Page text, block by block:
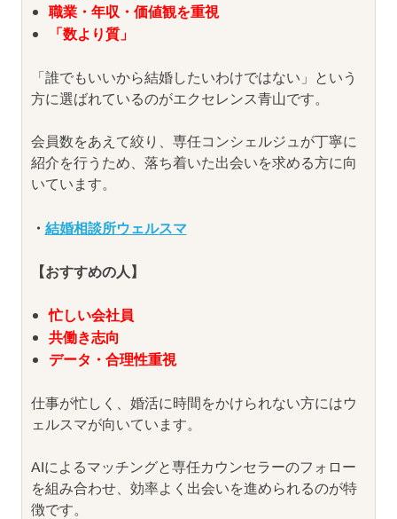
職業・年収・価値観を重視
「数より質」
「誰でもいいから結婚したいわけではない」という
方に選ばれているのがエクセレンス青山です。
会員数をあえて絞り、専任コンシェルジュが丁寧に
紹介を行うため、落ち着いた出会いを求める方に向
いています。
・ 結婚相談所ウェルスマ
【おすすめの人】
忙しい会社員
共働き志向
データ・合理性重視
仕事が忙しく、婚活に時間をかけられない方にはウ
ェルスマが向いています。
AIによるマッチングと専任カウンセラーのフォロー
を組み合わせ、効率よく出会いを進められるのが特
徴です。